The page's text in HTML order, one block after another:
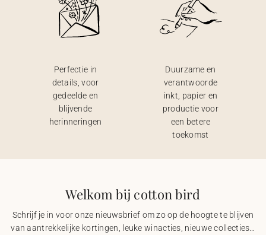
Perfectie in
details, voor
gedeelde en
blijvende
herinneringen
Duurzame en
verantwoorde
inkt, papier en
productie voor
een betere
toekomst
Welkom bij cotton bird
Schrijf je in voor onze nieuwsbrief om zo op de hoogte te blijven
van aantrekkelijke kortingen, leuke winacties, nieuwe collecties…